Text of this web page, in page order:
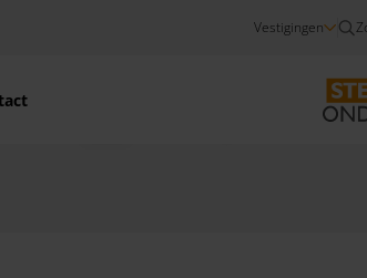
Vestigingen
Tot wanneer mogen fiscale partners de